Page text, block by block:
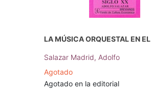
LA MÚSICA ORQUESTAL EN
Salazar Madrid, Adolfo
Agotado
Agotado en la editorial